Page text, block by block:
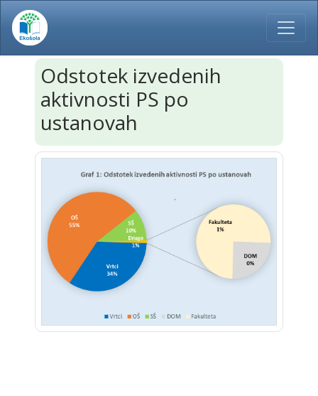
Odstotek izvedenih
aktivnosti PS po
ustanovah